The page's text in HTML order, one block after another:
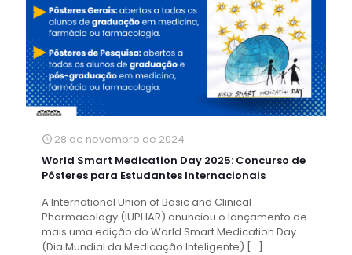
28 de novembro de 2024
World Smart Medication Day 2025: Concurso de
Pôsteres para Estudantes Internacionais
A International Union of Basic and Clinical
Pharmacology (IUPHAR) anunciou o lançamento de
mais uma edição do World Smart Medication Day
(Dia Mundial da Medicação Inteligente) […]